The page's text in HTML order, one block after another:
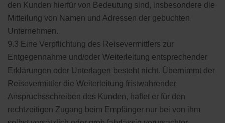
den Kunden hierfür von Bedeutung sind, insbesondere die
Mitteilung von Namen und Adressen der gebuchten
Unternehmen.
9.3 Eine Verpflichtung des Reisevermittlers zur
Entgegennahme und/oder Weiterleitung entsprechender
Erklärungen oder Unterlagen besteht nicht. Übernimmt der
Reisevermittler die Weiterleitung fristwahrender
Anspruchsschreiben des Kunden, haftet er für den
rechtzeitigen Zugang beim Empfänger nur bei von ihm